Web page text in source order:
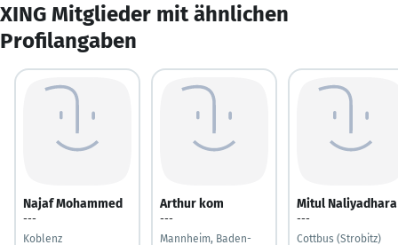
XING Mitglieder mit ähnlichen
Profilangaben
Najaf Mohammed
---
Koblenz
Arthur kom
---
Mannheim, Baden-
Mitul Naliyadhara
---
Cottbus (Strobitz)